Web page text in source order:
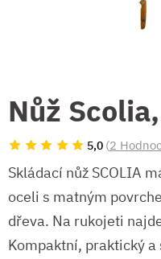
Nůž
5,0 (2
Skládací nůž SCOLIA
oceli s matným
dřeva. Na rukojeti
Kompaktní, praktický